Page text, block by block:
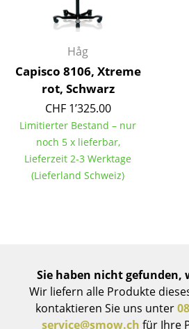
... alle Aufbewahrungsmöbel
Hängeleuchten &
Tischleuchten
Schreibtischleuchten
Stehleuchten & Leseleuchten
Akkuleuchten
... alle Leuchten
Håg
Capisco 8106, Xtreme
rot, Schwarz
CHF 1’325.00
Limitierter Bestand – nur
noch 5 x lieferbar,
Lieferzeit 2-3 Werktage
(Lieferland Schweiz)
Sie haben nicht gefunden,
Wir liefern alle Produkte
kontaktieren Sie uns unter
service@smow.ch für Ihre